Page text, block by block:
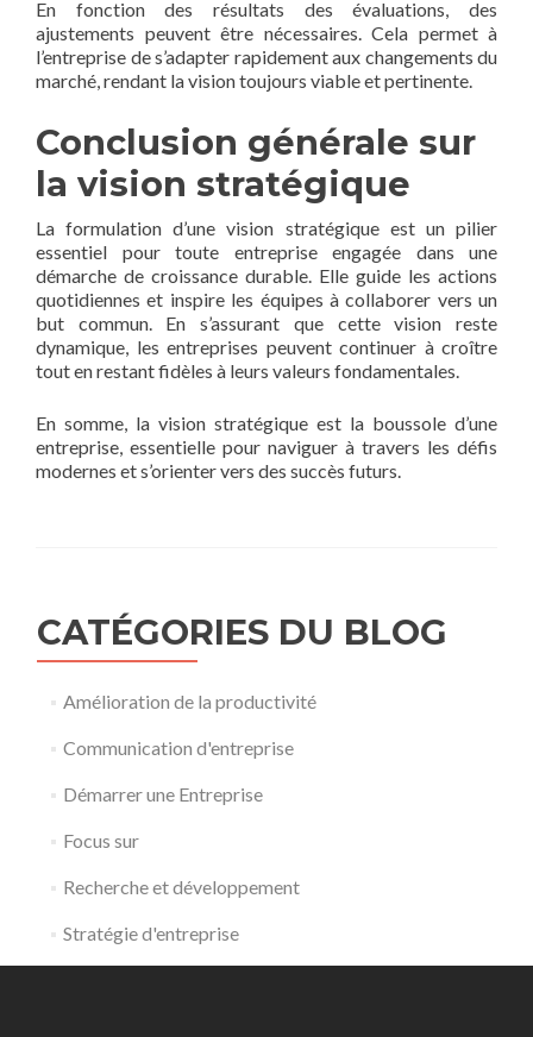
En fonction des résultats des évaluations, des
ajustements peuvent être nécessaires. Cela permet à
l’entreprise de s’adapter rapidement aux changements du
marché, rendant la vision toujours viable et pertinente.
Conclusion générale sur
la vision stratégique
La formulation d’une vision stratégique est un pilier
essentiel pour toute entreprise engagée dans une
démarche de croissance durable. Elle guide les actions
quotidiennes et inspire les équipes à collaborer vers un
but commun. En s’assurant que cette vision reste
dynamique, les entreprises peuvent continuer à croître
tout en restant fidèles à leurs valeurs fondamentales.
En somme, la vision stratégique est la boussole d’une
entreprise, essentielle pour naviguer à travers les défis
modernes et s’orienter vers des succès futurs.
CATÉGORIES DU BLOG
Amélioration de la productivité
Communication d'entreprise
Démarrer une Entreprise
Focus sur
Recherche et développement
Stratégie d'entreprise